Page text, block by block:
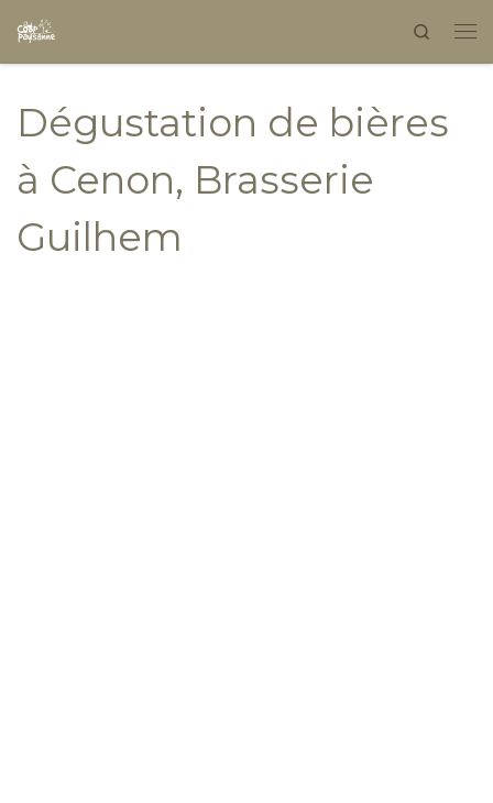
Skip to content Search
Dégustation de bières
à Cenon, Brasserie
Guilhem